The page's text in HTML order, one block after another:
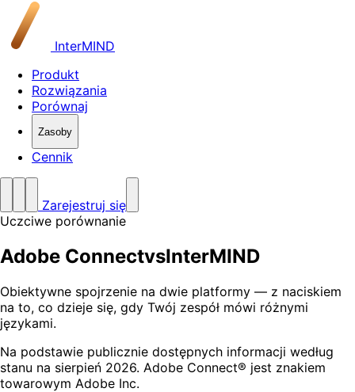
InterMIND
Produkt
Rozwiązania
Porównaj
Zasoby
Cennik
Zarejestruj się
Uczciwe porównanie
Adobe ConnectvsInterMIND
Obiektywne spojrzenie na dwie platformy — z naciskiem
na to, co dzieje się, gdy Twój zespół mówi różnymi
językami.
Na podstawie publicznie dostępnych informacji według
stanu na sierpień 2026. Adobe Connect® jest znakiem
towarowym Adobe Inc.